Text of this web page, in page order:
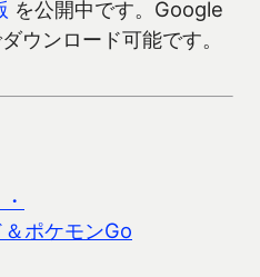
を公開中です。Google
ウンロード可能です。
ポケモンGo